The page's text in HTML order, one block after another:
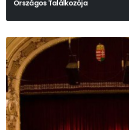
Országos Találkozója